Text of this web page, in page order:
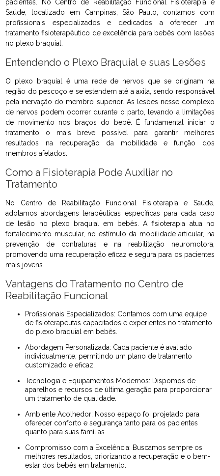
pacientes. No Centro de Reabilitação Funcional Fisioterapia e
Saúde, localizado em Campinas, São Paulo, contamos com
profissionais especializados e dedicados a oferecer um
tratamento fisioterapêutico de excelência para bebês com lesões
no plexo braquial.
Entendendo o Plexo Braquial e suas Lesões
O plexo braquial é uma rede de nervos que se originam na
região do pescoço e se estendem até a axila, sendo responsável
pela inervação do membro superior. As lesões nesse complexo
de nervos podem ocorrer durante o parto, levando a limitações
de movimento nos braços do bebê. É fundamental iniciar o
tratamento o mais breve possível para garantir melhores
resultados na recuperação da mobilidade e função dos
membros afetados.
Como a Fisioterapia Pode Auxiliar no
Tratamento
No Centro de Reabilitação Funcional Fisioterapia e Saúde,
adotamos abordagens terapêuticas específicas para cada caso
de lesão no plexo braquial em bebês. A fisioterapia atua no
fortalecimento muscular, no estímulo da mobilidade articular, na
prevenção de contraturas e na reabilitação neuromotora,
promovendo uma recuperação eficaz e segura para os pacientes
mais jovens.
Vantagens do Tratamento no Centro de
Reabilitação Funcional
Profissionais Especializados: Contamos com uma equipe
de fisioterapeutas capacitados e experientes no tratamento
do plexo braquial em bebês.
Abordagem Personalizada: Cada paciente é avaliado
individualmente, permitindo um plano de tratamento
customizado e eficaz.
Tecnologia e Equipamentos Modernos: Dispomos de
aparelhos e recursos de última geração para proporcionar
um tratamento de qualidade.
Ambiente Acolhedor: Nosso espaço foi projetado para
oferecer conforto e segurança tanto para os pacientes
quanto para suas famílias.
Compromisso com a Excelência: Buscamos sempre os
melhores resultados, priorizando a recuperação e o bem-
estar dos bebês em tratamento.